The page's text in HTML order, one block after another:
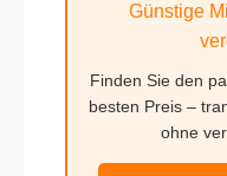
Günstige
Finden Sie den
besten Preis –
ohne